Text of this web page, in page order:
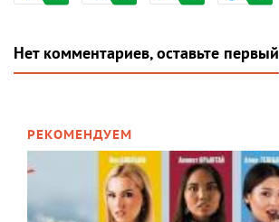
Нет комментариев, оставьте первый
РЕКОМЕНДУЕМ